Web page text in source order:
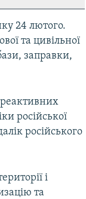
24 лютого.
та цивільної
заправки,
реактивних
російської
російського
і
та